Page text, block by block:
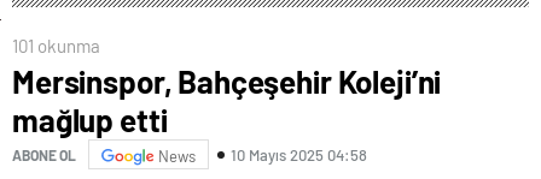
101 okunma
Mersinspor, Bahçeşehir Koleji’ni
mağlup etti
ABONE OL News 10 Mayıs 2025 04:58